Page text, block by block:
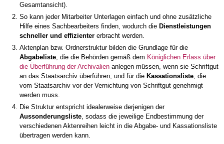
Gesamtansicht).
So kann jeder Mitarbeiter Unterlagen einfach und ohne zusätzliche
Hilfe eines Sachbearbeiters finden, wodurch die Dienstleistungen
schneller und effizientererbracht werden.
Aktenplan bzw. Ordnerstruktur bilden die Grundlage für die
Abgabeliste, die die Behörden gemäß dem Königlichen Erlass über
die Überführung der Archivalienanlegen müssen, wenn sie Schriftgut
an das Staatsarchiv überführen, und für die Kassationsliste, die
vom Staatsarchiv vor der Vernichtung von Schriftgut genehmigt
werden muss.
Die Struktur entspricht idealerweise derjenigen der
Aussonderungsliste, sodass die jeweilige Endbestimmung der
verschiedenen Aktenreihen leicht in die Abgabe- und Kassationsliste
übertragen werden kann.